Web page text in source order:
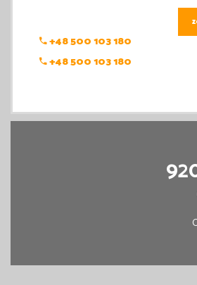
+48 500 103 180
+48 500 103 180